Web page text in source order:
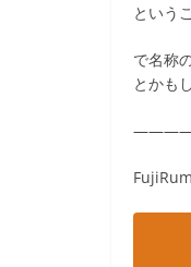
という
で名称
とかも
————-